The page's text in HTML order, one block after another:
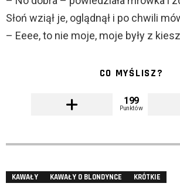
Słoń wziął je, oglądnął i po chwili
– Eeee, to nie moje, moje były z
CO MYŚLISZ?
199
Punktów
KAWAŁY KAWAŁY O BLONDYNCE KRÓTKIE